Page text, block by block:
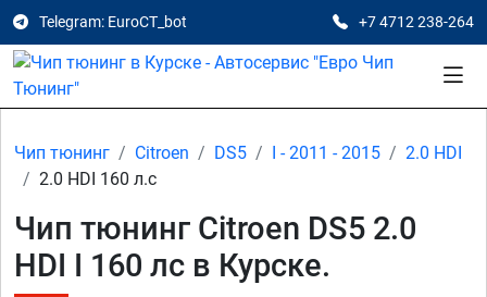
Telegram: EuroCT_bot +7 4712 238-264
Чип тюнинг Citroen DS5 I - 2011 - 2015
2.0 HDI
2.0 HDI 160 л.с
Чип тюнинг Citroen DS5 2.0
HDI I 160 лс в Курске.